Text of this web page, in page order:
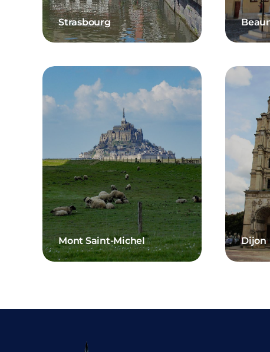
Strasbourg
Mont Saint-Michel Dijon